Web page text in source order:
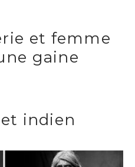
et femme
gaine
indien